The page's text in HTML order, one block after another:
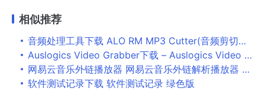
相似推荐
音频处理工具下载 ALO RM MP3 Cutter(音频剪切工具) v3.3 官方安装版
Auslogics Video Grabber下载 – Auslogics Video Grabber 1.0.0.2 中文破解版
网易云音乐外链播放器 网易云音乐外链解析播放器 v1.0 免费绿色版
软件测试记录下载 软件测试记录 绿色版